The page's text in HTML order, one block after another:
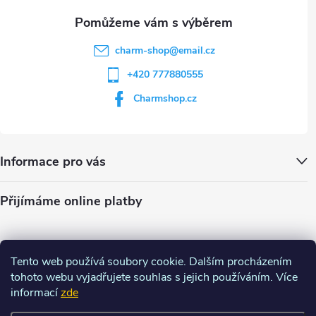
Tento web používá soubory cookie. Dalším procházením
tohoto webu vyjadřujete souhlas s jejich používáním. Více
informacízde
charm-shop@email.cz
+420 777880555
Charmshop.cz
Informace pro vás
Přijímáme online platby